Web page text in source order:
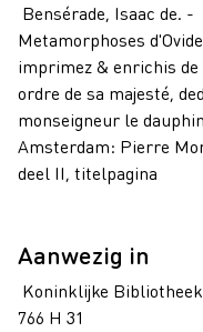
Bensérade, Isaac de. -
Metamorphoses
imprimez & enrichis
ordre de sa majesté,
monseigneur le
Amsterdam: Pierre
deel II, titelpagina
Aanwezig in
Koninklijke
766 H 31